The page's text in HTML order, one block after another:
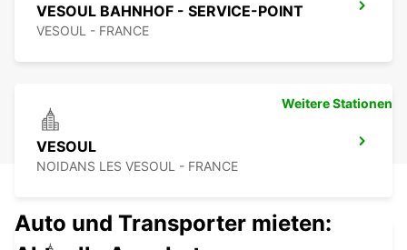
VESOUL BAHNHOF - SERVICE-POINT
VESOUL - FRANCE
VESOUL
NOIDANS LES VESOUL - FRANCE
Weitere Stationen
Auto und Transporter mieten: